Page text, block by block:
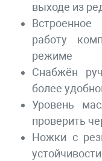
выходе из
работу
режиме
Снабжён
более
Уровень
проверить
Ножки с
устойчивости